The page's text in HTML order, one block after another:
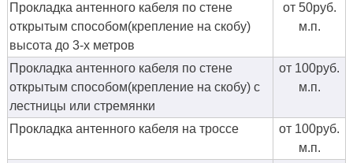
Прокладка антенного кабеля по стене
открытым способом(крепление на скобу)
высота до 3-х метров
от 50руб.
м.п.
Прокладка антенного кабеля по стене
открытым способом(крепление на скобу) с
лестницы или стремянки
от 100руб.
м.п.
Прокладка антенного кабеля на троссе
от 100руб.
м.п.